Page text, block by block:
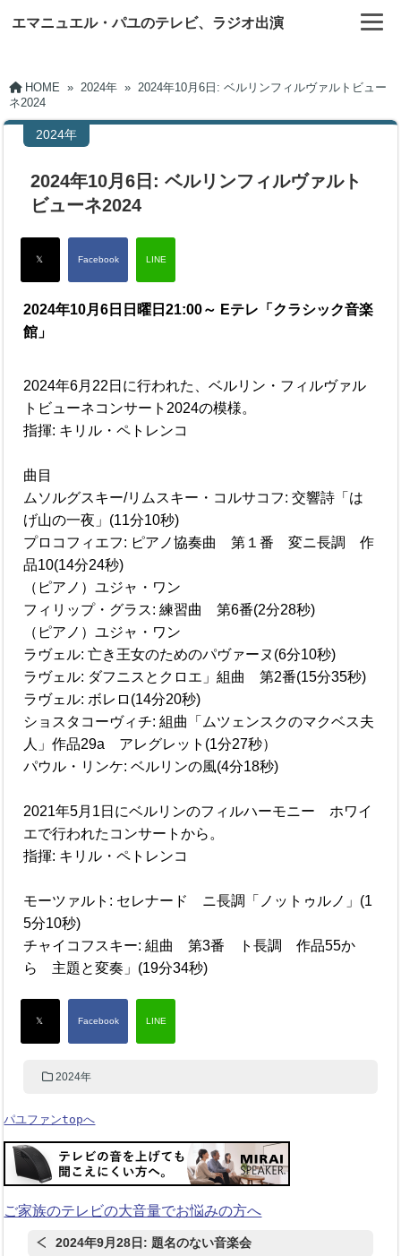
エマニュエル・パユのテレビ、ラジオ出演
HOME » 2024年 » 2024年10月6日: ベルリンフィルヴァルトビュー
ネ2024
2024年
2024年10月6日: ベルリンフィルヴァルト
ビューネ2024
2024年10月6日日曜日21:00～ Eテレ「クラシック音楽
館」
2024年6月22日に行われた、ベルリン・フィルヴァル
トビューネコンサート2024の模様。
指揮: キリル・ペトレンコ
曲目
ムソルグスキー/リムスキー・コルサコフ: 交響詩「は
げ山の一夜」(11分10秒)
プロコフィエフ: ピアノ協奏曲 第１番 変ニ長調 作
品10(14分24秒)
（ピアノ）ユジャ・ワン
フィリップ・グラス: 練習曲 第6番(2分28秒)
（ピアノ）ユジャ・ワン
ラヴェル: 亡き王女のためのパヴァーヌ(6分10秒)
ラヴェル: ダフニスとクロエ」組曲 第2番(15分35秒)
ラヴェル: ボレロ(14分20秒)
ショスタコーヴィチ: 組曲「ムツェンスクのマクベス夫
人」作品29a アレグレット(1分27秒）
パウル・リンケ: ベルリンの風(4分18秒)
2021年5月1日にベルリンのフィルハーモニー ホワイ
エで行われたコンサートから。
指揮: キリル・ペトレンコ
モーツァルト: セレナード ニ長調「ノットゥルノ」(1
5分10秒)
チャイコフスキー: 組曲 第3番 ト長調 作品55か
ら 主題と変奏」(19分34秒)
2024年
パユファンtopへ
ご家族のテレビの大音量でお悩みの方へ
2024年9月28日: 題名のない音楽会